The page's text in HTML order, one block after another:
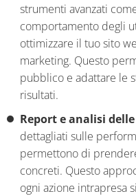
strumenti avanzati
comportamento degli
ottimizzare il tuo sito
marketing. Questo
pubblico e adattare le
risultati.
Report e analisi
dettagliati sulle
permettono di
concreti. Questo
ogni azione intrapresa